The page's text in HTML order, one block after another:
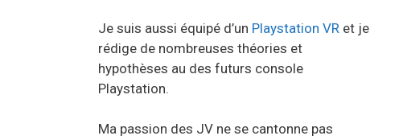
Je suis aussi équipé d’un Playstation VR et je
rédige de nombreuses théories et
hypothèses au des futurs console
Playstation.
Ma passion des JV ne se cantonne pas